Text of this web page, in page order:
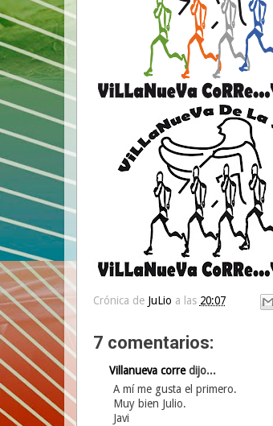
Crónica de JuLio a las 20:07
7 comentarios:
Villanueva corredijo...
A mí me gusta el primero.
Muy bien Julio.
Javi